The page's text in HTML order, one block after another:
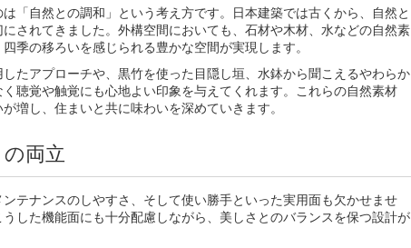
「自然との調和」という考え方です。日本建築では古くから、自然と
されてきました。外構空間においても、石材や木材、水などの自然素
季の移ろいを感じられる豊かな空間が実現します。
たアプローチや、黒竹を使った目隠し垣、水鉢から聞こえるやわらか
聴覚や触覚にも心地よい印象を与えてくれます。これらの自然素材
増し、住まいと共に味わいを深めていきます。
両立
テナンスのしやすさ、そして使い勝手といった実用面も欠かせませ
した機能面にも十分配慮しながら、美しさとのバランスを保つ設計が